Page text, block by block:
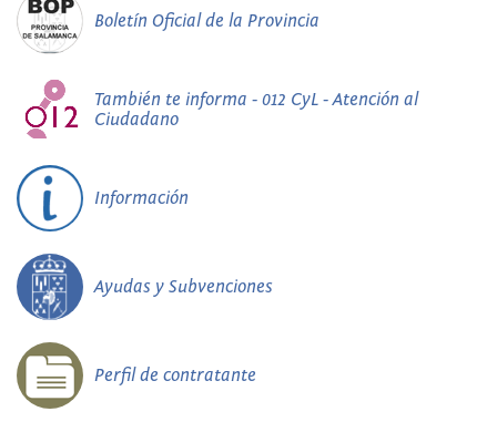
Boletín Oficial de la Provincia
También te informa - 012 CyL - Atención al
Ciudadano
Información
Ayudas y Subvenciones
Perfil de contratante